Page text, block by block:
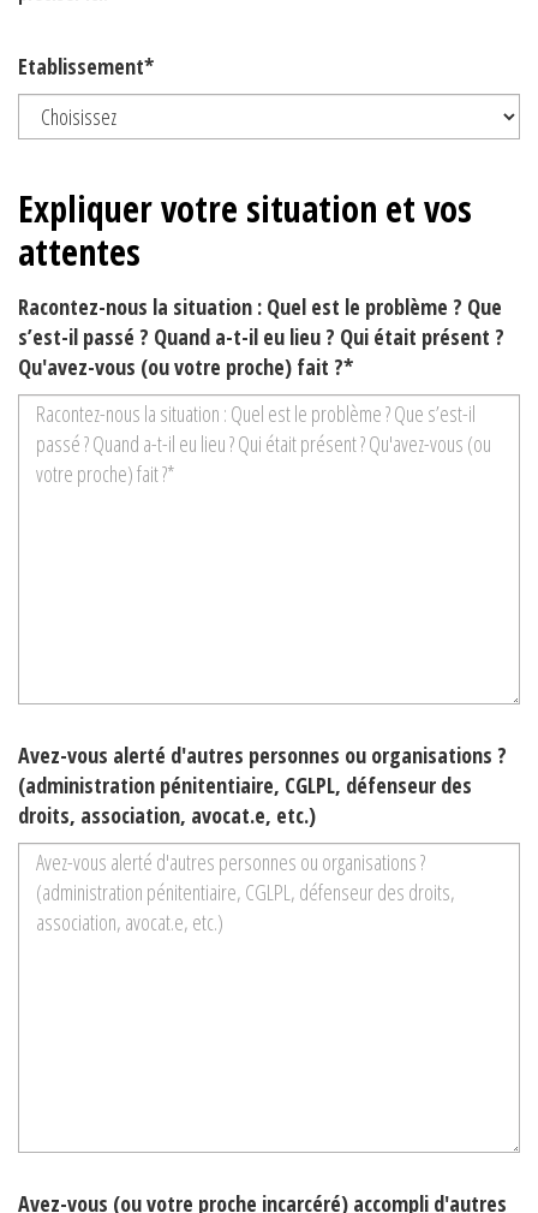
Etablissement*
Expliquer votre situation et vos
attentes
Racontez-nous la situation : Quel est le problème ? Que
s’est-il passé ? Quand a-t-il eu lieu ? Qui était présent ?
Qu'avez-vous (ou votre proche) fait ?*
Avez-vous alerté d'autres personnes ou organisations ?
(administration pénitentiaire, CGLPL, défenseur des
droits, association, avocat.e, etc.)
Avez-vous (ou votre proche incarcéré) accompli d'autres